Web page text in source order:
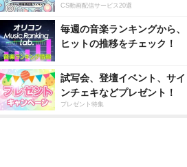
CS動画配信サービス20選
毎週の音楽ランキングから、
ヒットの推移をチェック！
試写会、登壇イベント、サイ
ンチェキなどプレゼント！
プレゼント特集